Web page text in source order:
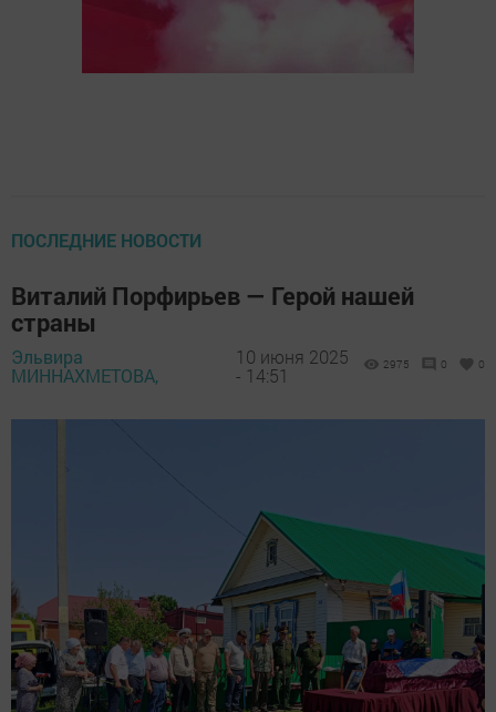
ПОСЛЕДНИЕ НОВОСТИ
Виталий Порфирьев — Герой нашей
страны
Эльвира
МИННАХМЕТОВА,
10 июня 2025
- 14:51
2975 0 0